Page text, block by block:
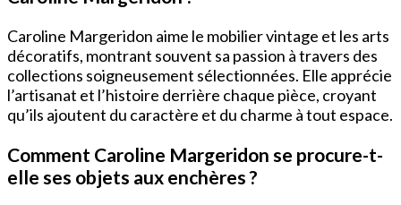
Caroline Margeridon aime le mobilier vintage et les arts
décoratifs, montrant souvent sa passion à travers des
collections soigneusement sélectionnées. Elle apprécie
l’artisanat et l’histoire derrière chaque pièce, croyant
qu’ils ajoutent du caractère et du charme à tout espace.
Comment Caroline Margeridon se procure-t-
elle ses objets aux enchères ?